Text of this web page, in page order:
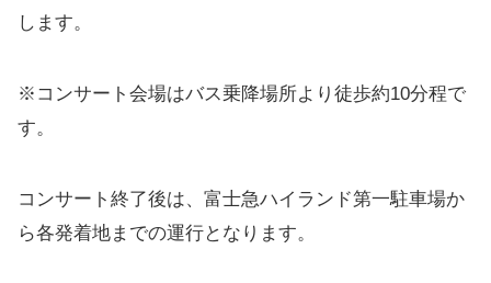
します。
※コンサート会場はバス乗降場所より徒歩約10分程で
す。
コンサート終了後は、富士急ハイランド第一駐車場か
ら各発着地までの運行となります。